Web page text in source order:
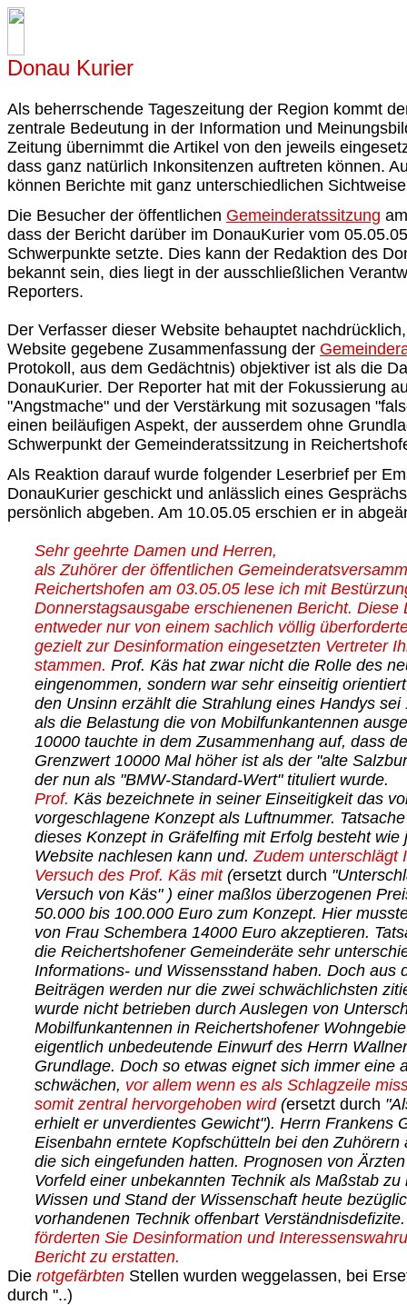
Donau Kurier
Als beherrschende Tageszeitung der Region kommt
zentrale Bedeutung in der Information und
Zeitung übernimmt die Artikel von den jeweils
dass ganz natürlich Inkonsitenzen auftreten können.
können Berichte mit ganz unterschiedlichen
Die Besucher der öffentlichen Gemeinderatssitzung
dass der Bericht darüber im DonauKurier vom
Schwerpunkte setzte. Dies kann der Redaktion des
bekannt sein, dies liegt in der ausschließlichen
Reporters.
Der Verfasser dieser Website behauptet
Website gegebene Zusammenfassung der
Protokoll, aus dem Gedächtnis) objektiver ist als die
DonauKurier. Der Reporter hat mit der Fokussierung
"Angstmache" und der Verstärkung mit sozusagen
einen beiläufigen Aspekt, der ausserdem ohne
Schwerpunkt der Gemeinderatssitzung in
Als Reaktion darauf wurde folgender Leserbrief per
DonauKurier geschickt und anlässlich eines
persönlich abgeben. Am 10.05.05 erschien er in
Sehr geehrte Damen und Herren,
als Zuhörer der öffentlichen
Reichertshofen am 03.05.05 lese ich mit
Donnerstagsausgabe erschienenen Bericht. Diese
entweder nur von einem sachlich völlig
gezielt zur Desinformation eingesetzten Vertreter
stammen. Prof. Käs hat zwar nicht die Rolle des
eingenommen, sondern war sehr einseitig
den Unsinn erzählt die Strahlung eines Handys sei
als die Belastung die von Mobilfunkantennen
10000 tauchte in dem Zusammenhang auf, dass
Grenzwert 10000 Mal höher ist als der "alte
der nun als "BMW-Standard-Wert" tituliert wurde.
Prof. Käs bezeichnete in seiner Einseitigkeit das
vorgeschlagene Konzept als Luftnummer.
dieses Konzept in Gräfelfing mit Erfolg besteht wie
Website nachlesen kann und.Zudem unterschlägt
Versuch des Prof. Käs mit(ersetzt durch
Versuch von Käs" ) einer maßlos überzogenen
50.000 bis 100.000 Euro zum Konzept. Hier
von Frau Schembera 14000 Euro akzeptieren.
die Reichertshofener Gemeinderäte sehr
Informations- und Wissensstand haben. Doch aus
Beiträgen werden nur die zwei schwächlichsten
wurde nicht betrieben durch Auslegen von
Mobilfunkantennen in Reichertshofener
eigentlich unbedeutende Einwurf des Herrn
Grundlage. Doch so etwas eignet sich immer eine
schwächen, vor allem wenn es als Schlagzeile
somit zentral hervorgehoben wird(ersetzt durch
erhielt er unverdientes Gewicht"). Herrn Frankens
Eisenbahn erntete Kopfschütteln bei den Zuhörern
die sich eingefunden hatten. Prognosen von
Vorfeld einer unbekannten Technik als Maßstab
Wissen und Stand der Wissenschaft heute
vorhandenen Technik offenbart
förderten Sie Desinformation und
Bericht zu erstatten.
Die rotgefärbten Stellen wurden weggelassen, bei
durch "..)